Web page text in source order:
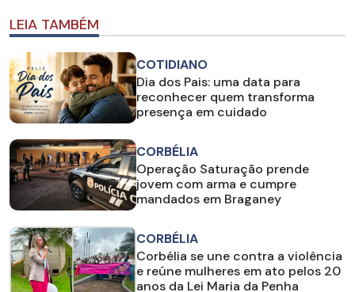
LEIA TAMBÉM
COTIDIANO
Dia dos Pais: uma data para
reconhecer quem transforma
presença em cuidado
CORBÉLIA
Operação Saturação prende
jovem com arma e cumpre
mandados em Braganey
CORBÉLIA
Corbélia se une contra a violência
e reúne mulheres em ato pelos 20
anos da Lei Maria da Penha